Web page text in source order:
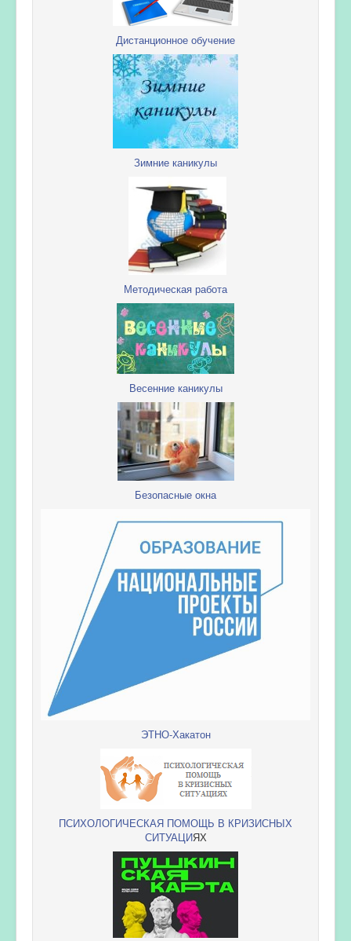
Дистанционное обучение
Зимние каникулы
Методическая работа
Весенние каникулы
Безопасные окна
ЭТНО-Хакатон
ПСИХОЛОГИЧЕСКАЯ ПОМОЩЬ В КРИЗИСНЫХ
СИТУАЦИЯХ